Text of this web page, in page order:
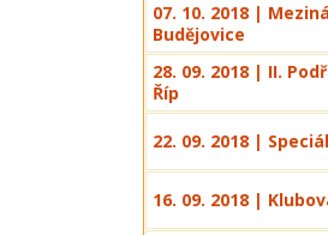
07. 10. 2018 |
Budějovice
28. 09. 2018 | II.
Říp
22. 09. 2018 |
16. 09. 2018 |